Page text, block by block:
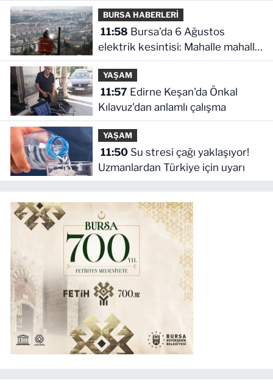
BURSA HABERLERİ
11:58
elektrik kesintisi: Mahalle mahalle
kesinti saatleri
YAŞAM
11:57
Kılavuz'dan anlamlı çalışma
YAŞAM
11:50Su stresi çağı yaklaşıyor!
Uzmanlardan Türkiye için uyarı